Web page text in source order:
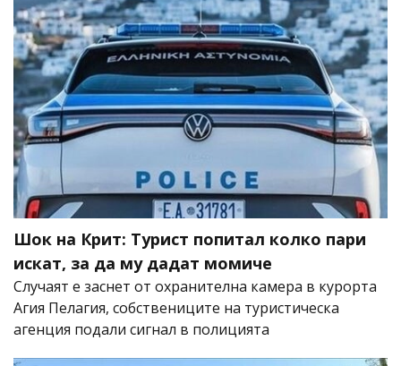
Шок на Крит: Турист попитал колко пари
искат, за да му дадат момиче
Случаят е заснет от охранителна камера в курорта
Агия Пелагия, собствениците на туристическа
агенция подали сигнал в полицията